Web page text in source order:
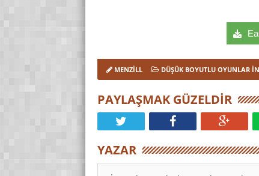
MENZILL DÜŞÜK BOYUTLU OYUNLAR
PAYLAŞMAK GÜZELDIR
YAZAR